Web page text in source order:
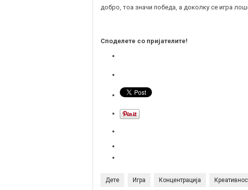
добро, тоа значи победа, а доколку се игра
Споделете со пријателите!
Дете Игра Концентрација